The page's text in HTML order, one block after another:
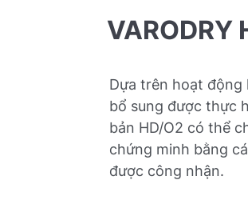
VARODRY
Dựa trên hoạt động
bổ sung được thực
bản HD/O2 có thể
chứng minh bằng
được công nhận.